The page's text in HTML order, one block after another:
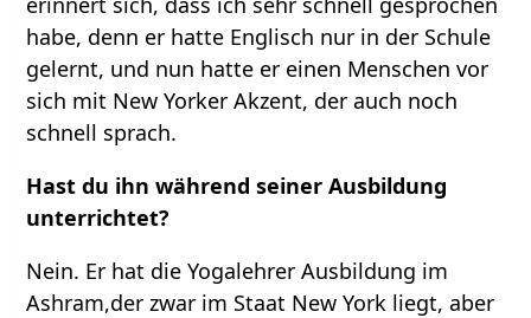
habe, denn er hatte Englisch nur in der Schule
gelernt, und nun hatte er einen Menschen vor
sich mit New Yorker Akzent, der auch noch
schnell sprach.
Hast du ihn während seiner Ausbildung
unterrichtet?
Nein. Er hat die Yogalehrer Ausbildung im
Ashram,der zwar im Staat New York liegt, aber